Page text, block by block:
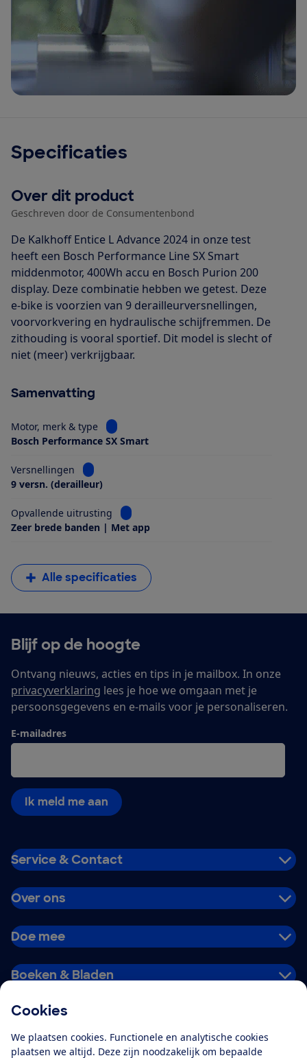
Cookies
We plaatsen cookies. Functionele en analytische cookies
plaatsen we altijd. Deze zijn noodzakelijk om bepaalde
Specificaties
Over dit product
Geschreven door de Consumentenbond
De Kalkhoff Entice L Advance 2024 in onze test
heeft een Bosch Performance Line SX Smart
middenmotor, 400Wh accu en Bosch Purion 200
display. Deze combinatie hebben we getest. Deze
e-bike is voorzien van 9 derailleurversnellingen,
voorvorkvering en hydraulische schijfremmen. De
zithouding is vooral sportief. Dit model is slecht of
niet (meer) verkrijgbaar.
Samenvatting
Motor, merk & type
Bekijk informatie voor Motor, merk & type
Bosch Performance SX Smart
Versnellingen
Bekijk informatie voor Versnellingen
9 versn. (derailleur)
Opvallende uitrusting
Bekijk informatie voor Opvallende
Zeer brede banden | Met app
Alle specificaties
Blijf op de hoogte
Ontvang nieuws, acties en tips in je mailbox. In onze
privacyverklaring lees je hoe we omgaan met je
persoonsgegevens en e-mails voor je personaliseren.
E-mailadres
Ik meld me aan
Service & Contact
Over ons
Doe mee
Boeken & Bladen